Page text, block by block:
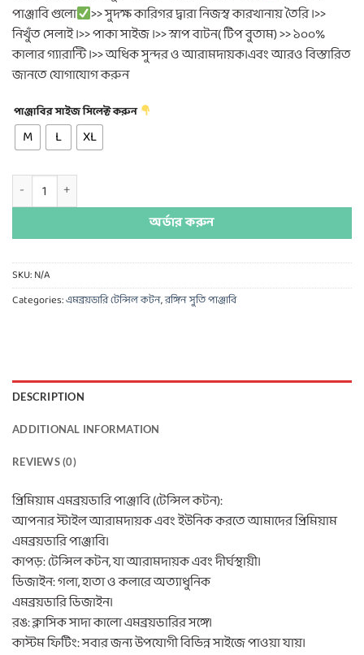
পাঞ্জাবি গুলো
>> সুদক্ষ কারিগর দ্বারা নিজস্ব কারখানায় তৈরি ।>>
নিখুঁত সেলাই ।>> পাকা সাইজ ।>> স্নাপ বাটন( টিপ বুতাম) >> ১০০%
কালার গ্যারান্টি ।>> অধিক সুন্দর ও আরামদায়ক।এবং আরও বিস্তারিত
জানতে যোগাযোগ করুন
পাঞ্জাবির সাইজ সিলেক্ট করুন
M L XL
কটন এমব্রয়ডারি পাঞ্জাবি quantity
অর্ডার করুন
SKU:N/A
Categories:এমব্রয়ডারি টেন্সিল কটন,রঙ্গিন সুতি পাঞ্জাবি
DESCRIPTION
ADDITIONAL INFORMATION
REVIEWS (0)
প্রিমিয়াম এমব্রয়ডারি পাঞ্জাবি (টেন্সিল কটন):
আপনার স্টাইল আরামদায়ক এবং ইউনিক করতে আমাদের প্রিমিয়াম
এমব্রয়ডারি পাঞ্জাবি।
কাপড়: টেন্সিল কটন, যা আরামদায়ক এবং দীর্ঘস্থায়ী।
ডিজাইন: গলা, হাতা ও কলারে অত্যাধুনিক
এমব্রয়ডারি ডিজাইন।
রঙ: ক্লাসিক সাদা কালো এমব্রয়ডারির সঙ্গে।
কাস্টম ফিটিং: সবার জন্য উপযোগী বিভিন্ন সাইজে পাওয়া যায়।